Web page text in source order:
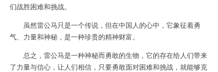
们战胜困难和挑战。
虽然雷公马只是一个传说，但在中国人的心中，它象征着勇
气、力量和神秘，是一种珍贵的精神财富。
总之，雷公马是一种神秘而勇敢的生物，它的存在给人们带来
了力量与信心，让人们相信，只要勇敢面对困难和挑战，就能够克